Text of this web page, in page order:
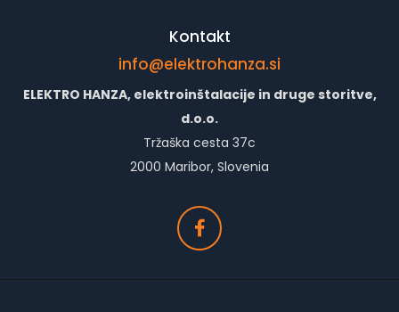
Kontakt
info@elektrohanza.si
ELEKTRO HANZA, elektroinštalacije in druge storitve,
d.o.o.
Tržaška cesta 37c
2000 Maribor, Slovenia